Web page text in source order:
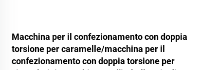
Macchina per il confezionamento con doppia
torsione per caramelle/macchina per il
confezionamento con doppia torsione per